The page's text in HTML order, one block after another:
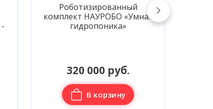
«Умная
руб.
Робототехнический набор
для младшего возраста
Matatalab Pro set
Цена по запросу
В корзину